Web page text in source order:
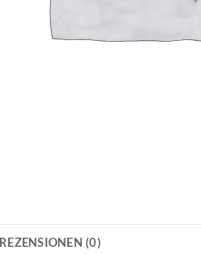
REZENSIONEN (0)